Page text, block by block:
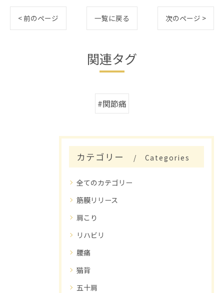
< 前のページ 一覧に戻る 次のページ >
関連タグ
#関節痛
カテゴリー Categories
全てのカテゴリー
筋膜リリース
肩こり
リハビリ
腰痛
猫背
五十肩